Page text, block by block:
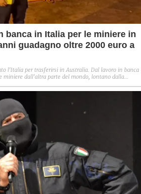
banca in Italia per le miniere in
guadagno oltre 2000 euro a
l'Italia per trasferirsi in Australia. Dal lavoro in banca
miniere dall'altra parte del mondo, lontano dalla
una libera. Guadagno 2130 euro netti a settimana".